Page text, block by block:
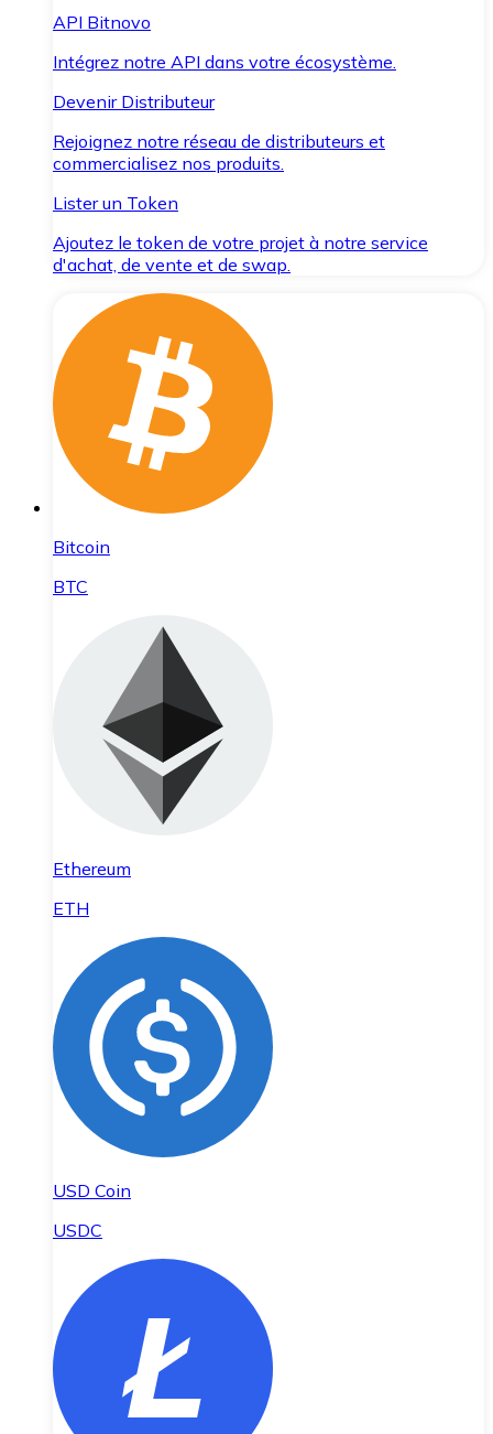
API Bitnovo
Intégrez notre API dans votre écosystème.
Devenir Distributeur
Rejoignez notre réseau de distributeurs et
commercialisez nos produits.
Lister un Token
Ajoutez le token de votre projet à notre service
d'achat, de vente et de swap.
Bitcoin
BTC
Ethereum
ETH
USD Coin
USDC